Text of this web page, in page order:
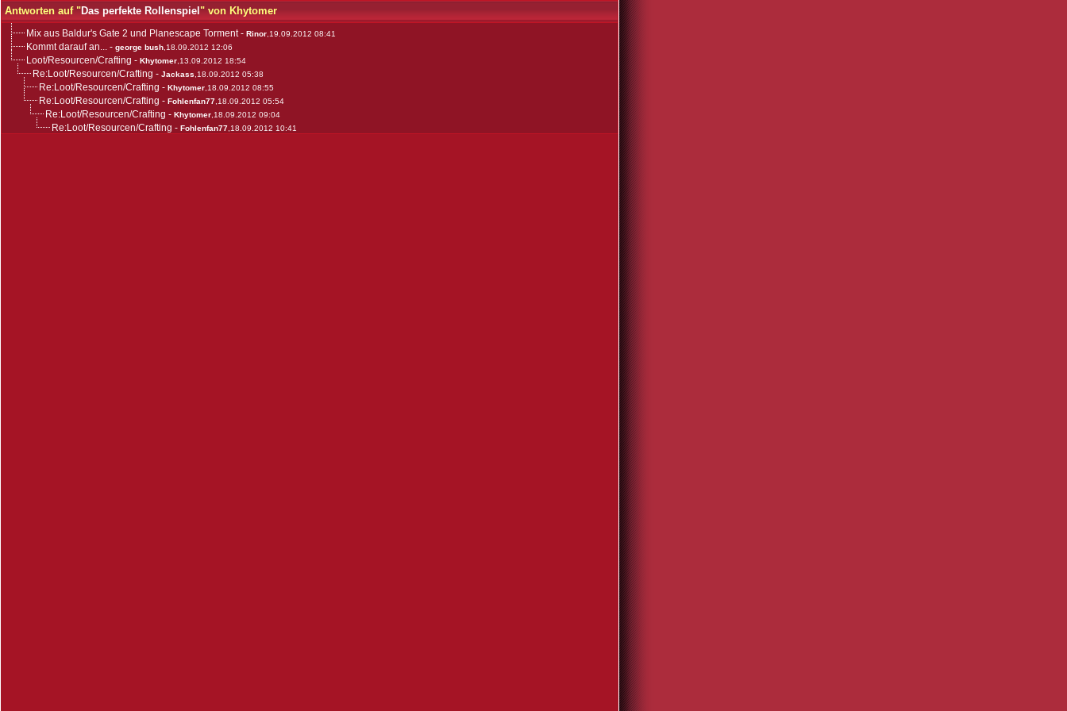
Antworten auf "Das perfekte Rollenspiel " von Khytomer
Mix aus Baldur's Gate 2 und Planescape Torment- Rinor ,19.09.2012 08:41
Kommt darauf an... - george bush ,18.09.2012 12:06
Loot/Resourcen/Crafting - Khytomer ,13.09.2012 18:54
Re:Loot/Resourcen/Crafting - Jackass ,18.09.2012 05:38
Re:Loot/Resourcen/Crafting - Khytomer ,18.09.2012 08:55
Re:Loot/Resourcen/Crafting - Fohlenfan77 ,18.09.2012 05:54
Re:Loot/Resourcen/Crafting - Khytomer ,18.09.2012 09:04
Re:Loot/Resourcen/Crafting - Fohlenfan77 ,18.09.2012 10:41